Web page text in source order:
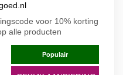
voor 10% korting
alle producten
Populair